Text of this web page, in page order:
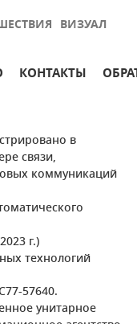
ВИЗУАЛ
КОНТАКТЫ
в
связи,
коммуникаций
г.)
технологий
57640.
унитарное